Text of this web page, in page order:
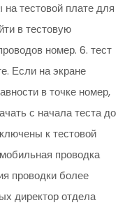
тестовой плате для
в тестовую
номер. 6. тест
Если на экране
в точке номер,
с начала теста до
к тестовой
проводка
проводки более
директор отдела